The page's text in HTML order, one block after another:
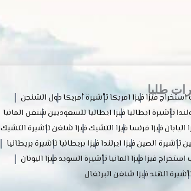
طلبا
فيزافيزا امريكا تأشيرة أمريكا دول الشنجن
تأشيرة ايطاليا فيزا ايطاليا للسعوديينشنغن المانيا
اليابانفيزا فرنسا فيزا التشيكفيزا شنغنتاشيرة التشيك
تاشيرة الصينفيزا ايرلندا فيزا بريطانيا تاشيرة بريطانيا
استخراج فيزا فيزا المانيا تأشيرة السويد فيزا اليونان
الهند فيزا شنغن البرتغال